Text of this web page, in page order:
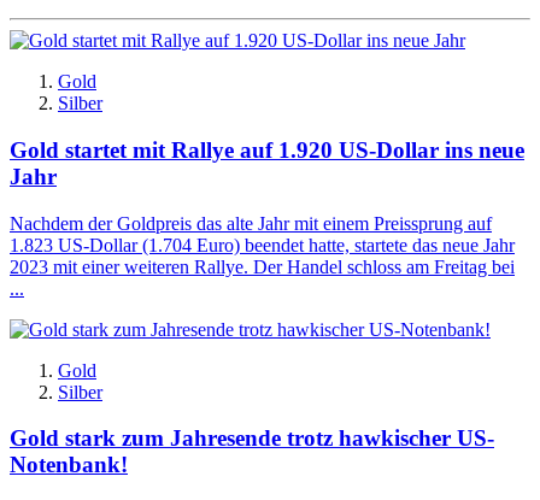
Gold
Silber
Gold startet mit Rallye auf 1.920 US-Dollar ins neue
Jahr
Nachdem der Goldpreis das alte Jahr mit einem Preissprung auf
1.823 US-Dollar (1.704 Euro) beendet hatte, startete das neue Jahr
2023 mit einer weiteren Rallye. Der Handel schloss am Freitag bei
...
Gold
Silber
Gold stark zum Jahresende trotz hawkischer US-
Notenbank!